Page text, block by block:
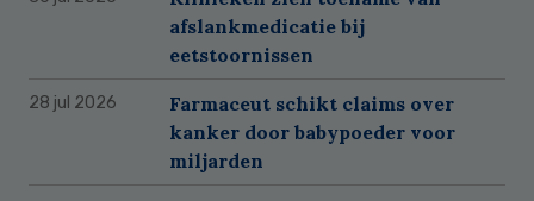
afslankmedicatie bij
eetstoornissen
28 jul 2026
Farmaceut schikt claims over
kanker door babypoeder voor
miljarden